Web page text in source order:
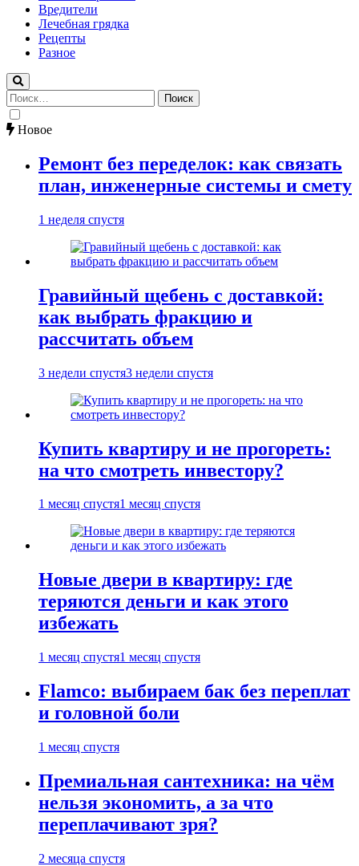
Вредители
Лечебная грядка
Рецепты
Разное
Найти:
Новое
Ремонт без переделок: как связать
план, инженерные системы и смету
1 неделя спустя
Гравийный щебень с доставкой:
как выбрать фракцию и
рассчитать объем
3 недели спустя3 недели спустя
Купить квартиру и не прогореть:
на что смотреть инвестору?
1 месяц спустя1 месяц спустя
Новые двери в квартиру: где
теряются деньги и как этого
избежать
1 месяц спустя1 месяц спустя
Flamco: выбираем бак без переплат
и головной боли
1 месяц спустя
Премиальная сантехника: на чём
нельзя экономить, а за что
переплачивают зря?
2 месяца спустя